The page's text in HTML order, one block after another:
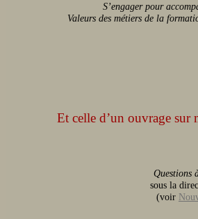
S’engager pour
Valeurs des métiers de la
Et celle d’un ouvrage sur
Questions
sous la
(voir